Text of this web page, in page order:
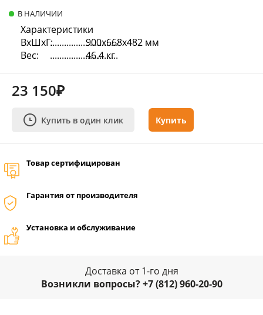
В НАЛИЧИИ
Характеристики
ВхШхГ:
900х668х482 мм
Вес:
46.4 кг
23 150₽
Купить в один клик Купить
Товар сертифицирован
Гарантия от производителя
Установка и обслуживание
Доставка от 1-го дня
Возникли вопросы? +7 (812) 960-20-90